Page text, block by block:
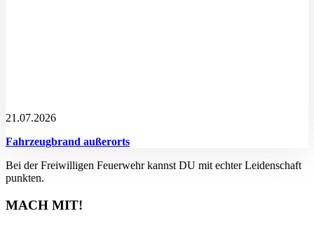
21.07.2026
Fahrzeugbrand außerorts
Bei der Freiwilligen Feuerwehr kannst DU mit echter Leidenschaft
punkten.
MACH MIT!